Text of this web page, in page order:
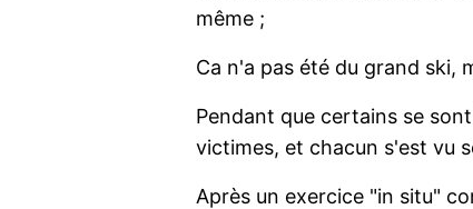
même ;
Ca n'a pas été du grand ski,
Pendant que certains se
victimes, et chacun s'est vu
Après un exercice "in situ"